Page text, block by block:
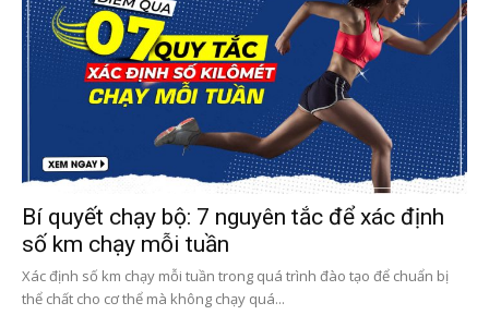
Bí quyết chạy bộ: 7 nguyên tắc để xác định
số km chạy mỗi tuần
Xác định số km chạy mỗi tuần trong quá trình đào tạo để chuẩn bị
thể chất cho cơ thể mà không chạy quá...